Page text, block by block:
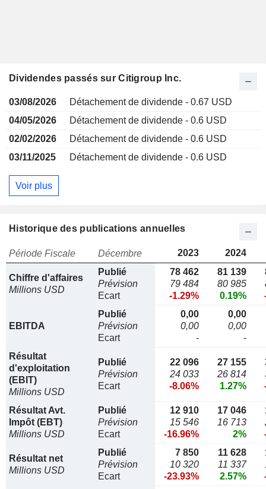
Dividendes passés sur Citigroup Inc.
03/08/2026
Détachement de dividende - 0.67 USD
04/05/2026
Détachement de dividende - 0.6 USD
02/02/2026
Détachement de dividende - 0.6 USD
03/11/2025
Détachement de dividende - 0.6 USD
Voir plus
Historique des publications annuelles
Période Fiscale Décembre 2023 2024
Chiffre d'affaires
Millions USD
Publié
Prévision
Ecart
78 462
79 484
-1.29%
81 139
80 985
0.19%
EBITDA
Publié
Prévision
Ecart
0,00
0,00
-
0,00
0,00
-
Résultat
d'exploitation
(EBIT)
Millions USD
Publié
Prévision
Ecart
22 096
24 033
-8.06%
27 155
26 814
1.27%
Résultat Avt.
Impôt (EBT)
Millions USD
Publié
Prévision
Ecart
12 910
15 546
-16.96%
17 046
16 713
2%
Résultat net
Millions USD
Publié
Prévision
Ecart
7 850
10 320
-23.93%
11 628
11 337
2.57%